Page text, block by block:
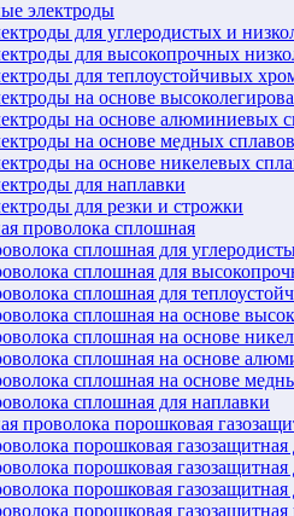
электроды
для углеродистых и
для высокопрочных
для теплоустойчивых
на основе
на основе алюминиевых
на основе медных сплавов
на основе никелевых
для наплавки
для резки и строжки
проволока сплошная
сплошная для
сплошная для
сплошная для
сплошная на основе
сплошная на основе
сплошная на основе
сплошная на основе
сплошная для наплавки
проволока порошковая
порошковая
порошковая
порошковая
порошковая